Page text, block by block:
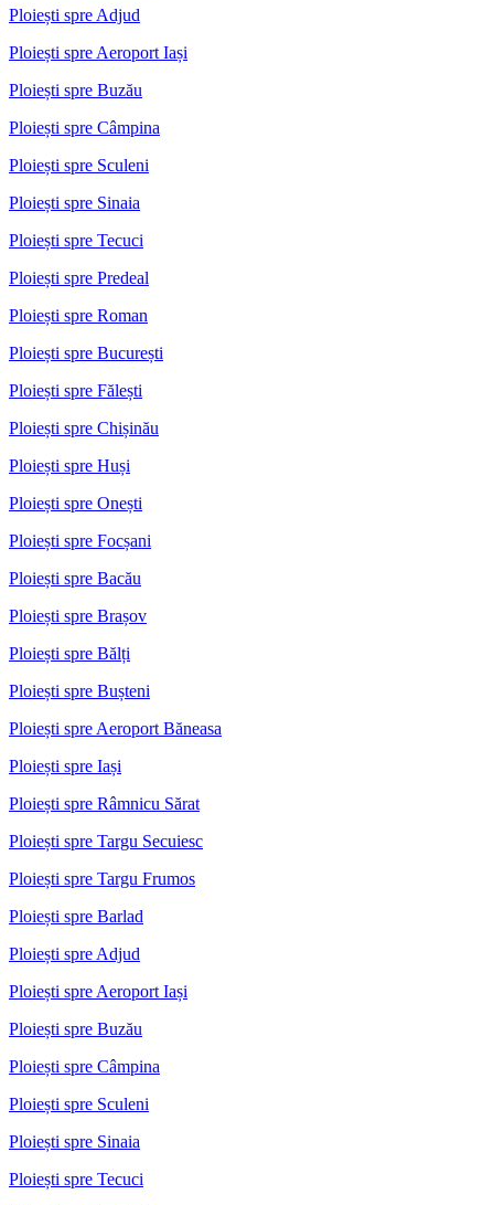
Ploiești spre Adjud
Ploiești spre Aeroport Iași
Ploiești spre Buzău
Ploiești spre Câmpina
Ploiești spre Sculeni
Ploiești spre Sinaia
Ploiești spre Tecuci
Ploiești spre Predeal
Ploiești spre Roman
Ploiești spre București
Ploiești spre Fălești
Ploiești spre Chișinău
Ploiești spre Huși
Ploiești spre Onești
Ploiești spre Focșani
Ploiești spre Bacău
Ploiești spre Brașov
Ploiești spre Bălți
Ploiești spre Bușteni
Ploiești spre Aeroport Băneasa
Ploiești spre Iași
Ploiești spre Râmnicu Sărat
Ploiești spre Targu Secuiesc
Ploiești spre Targu Frumos
Ploiești spre Barlad
Ploiești spre Adjud
Ploiești spre Aeroport Iași
Ploiești spre Buzău
Ploiești spre Câmpina
Ploiești spre Sculeni
Ploiești spre Sinaia
Ploiești spre Tecuci